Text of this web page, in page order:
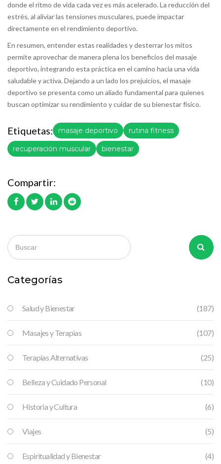
donde el ritmo de vida cada vez es más acelerado. La reducción del
estrés, al aliviar las tensiones musculares, puede impactar
directamente en el rendimiento deportivo.
En resumen, entender estas realidades y desterrar los mitos
permite aprovechar de manera plena los beneficios del masaje
deportivo, integrando esta práctica en el camino hacia una vida
saludable y activa. Dejando a un lado los prejuicios, el masaje
deportivo se presenta como un aliado fundamental para quienes
buscan optimizar su rendimiento y cuidar de su bienestar físico.
Etiquetas: masaje deportivo rutina fitness
recuperación muscular bienestar
Compartir:
Categorías
Salud y Bienestar (187)
Masajes y Terapias (107)
Terapias Alternativas (25)
Belleza y Cuidado Personal (10)
Historia y Cultura (6)
Viajes (5)
Espiritualidad y Bienestar (4)